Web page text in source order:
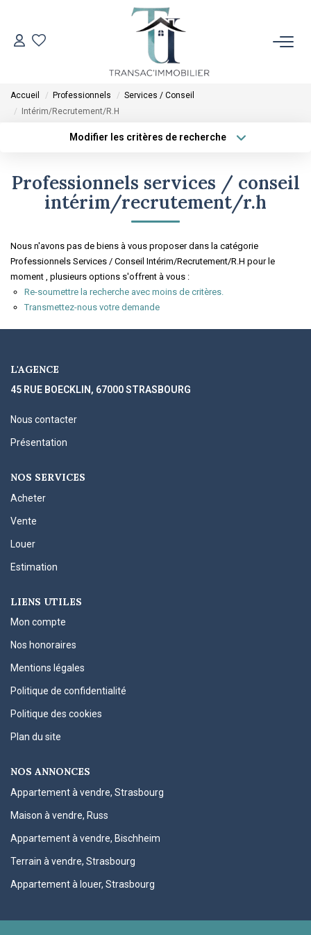
ACCUEIL
ESTIMATION
CONTACT
Accueil Professionnels
Services / Conseil
Intérim/Recrutement/R.H
Modifier les critères de recherche
Sélectionnez...
Type de bien
Surface min
Créer une alerte
Professionnels services / conseil
intérim/recrutement/r.h
Nous n'avons pas de biens à vous proposer dans la catégorie
Professionnels Services / Conseil Intérim/Recrutement/R.H pour le
moment , plusieurs options s'offrent à vous :
Re-soumettre la recherche avec moins de critères.
Transmettez-nous votre demande
L'AGENCE
45 RUE BOECKLIN, 67000 STRASBOURG
Nous contacter
Présentation
NOS SERVICES
Acheter
Vente
Louer
Estimation
LIENS UTILES
Mon compte
Nos honoraires
Mentions légales
Politique de confidentialité
Politique des cookies
Plan du site
NOS ANNONCES
Appartement à vendre, Strasbourg
Maison à vendre, Russ
Appartement à vendre, Bischheim
Terrain à vendre, Strasbourg
Appartement à louer, Strasbourg